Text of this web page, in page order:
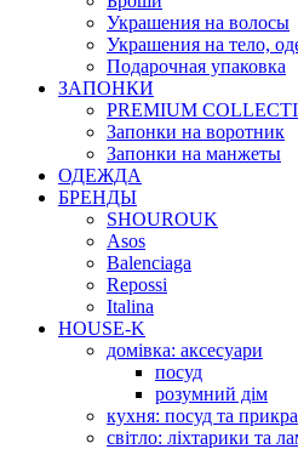
Украшения на волосы
Украшения на тело,
Подарочная упаковка
ЗАПОНКИ
PREMIUM
Запонки на воротник
Запонки на манжеты
ОДЕЖДА
БРЕНДЫ
SHOUROUK
Asos
Balenciaga
Repossi
Italina
HOUSE-K
домівка: аксесуари
посуд
розумний дім
кухня: посуд та
світло: ліхтарики та